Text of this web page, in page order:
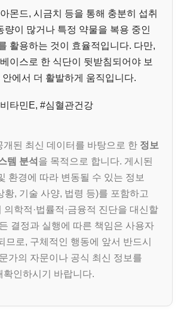
몬드, 시금치 등을 통해 충분히 섭취
량이 많거나 특정 약물을 복용 중인
활용하는 것이 효율적입니다. 다만,
이스로 한 식단이 뒷받침되어야 보
에서 더 활발하게 움직입니다.
타민E, #심혈관건강
된 최신 데이터를 바탕으로 한 정보
템 분석 을 목적으로 합니다. 게시된
환경에 따라 변동될 수 있는 정보
황, 기술 사양, 법령 등)를 포함하고
의학적·법률적·금융적 진단을 대신할
결정과 실행에 따른 책임은 사용자
므로, 구체적인 행동에 앞서 반드시
가의 자문이나 공식 최신 정보를
확인하시기 바랍니다.